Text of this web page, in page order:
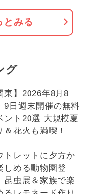
とみる
グ
東】2026年8月8
9日週末開催の無料
ント20選 大規模夏
＆花火も満喫！
トレットに夕方か
しめる動物園登
虫展＆家族で楽